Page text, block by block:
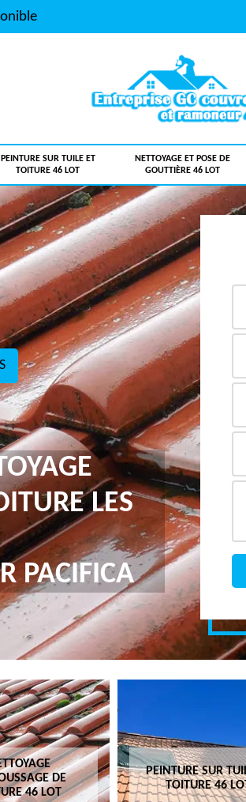
PEINTURE SUR TUILE ET
TOITURE 46 LOT
NETTOYAGE ET POSE DE
GOUTTIÈRE 46 LOT
LES
PACIFICA
DE
46 LOT
PEINTURE SUR
TOITURE 46